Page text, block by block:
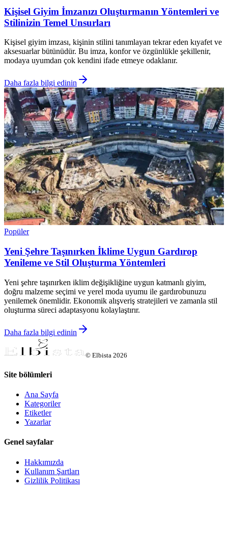
Kişisel Giyim İmzanızı Oluşturmanın Yöntemleri ve
Stilinizin Temel Unsurları
Kişisel giyim imzası, kişinin stilini tanımlayan tekrar eden kıyafet ve
aksesuarlar bütünüdür. Bu imza, konfor ve özgünlükle şekillenir,
modaya uyumdan çok kendini ifade etmeye odaklanır.
Daha fazla bilgi edinin
Popüler
Yeni Şehre Taşınırken İklime Uygun Gardırop
Yenileme ve Stil Oluşturma Yöntemleri
Yeni şehre taşınırken iklim değişikliğine uygun katmanlı giyim,
doğru malzeme seçimi ve yerel moda uyumu ile gardırobunuzu
yenilemek önemlidir. Ekonomik alışveriş stratejileri ve zamanla stil
oluşturma süreci adaptasyonu kolaylaştırır.
Daha fazla bilgi edinin
© Elbista 2026
Site bölümleri
Ana Sayfa
Kategoriler
Etiketler
Yazarlar
Genel sayfalar
Hakkımızda
Kullanım Şartları
Gizlilik Politikası